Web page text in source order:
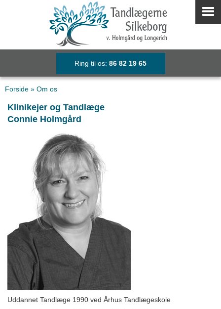
Ring til os: 86 82 19 65
Forside » Om os
Klinikejer og Tandlæge
Connie Holmgård
Uddannet Tandlæge 1990 ved Århus Tandlægeskole